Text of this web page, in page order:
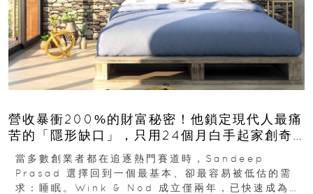
營收暴衝200%的財富秘密！他鎖定現代人最痛
苦的「隱形缺口」，只用24個月白手起家創奇
蹟
當多數創業者都在追逐熱門賽道時，Sandeep
Prasad 選擇回到一個最基本、卻最容易被低估的需
求：睡眠。Wink & Nod 成立僅兩年，已快速成為印